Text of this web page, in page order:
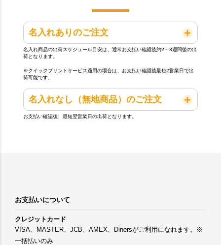
名入れありのご注文
名入れ商品の出荷スケジュール目安は、通常お支払い確認後約2～3週間後の出
荷となります。
※クイックプリントサービス適用の場合は、お支払い確認後最短2営業日で出
荷可能です。
名入れなし（無地商品）のご注文
お支払い確認後、最短翌営業日の出荷となります。
お支払いについて
クレジットカード
VISA、MASTER、JCB、AMEX、Dinersがご利用になれます。※
一括払いのみ